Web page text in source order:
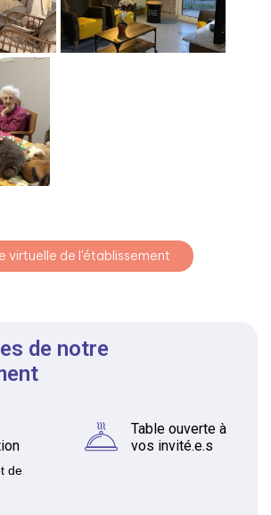
virtuelle de l'établissement
de notre
de
Table ouverte à
vos invité.e.s